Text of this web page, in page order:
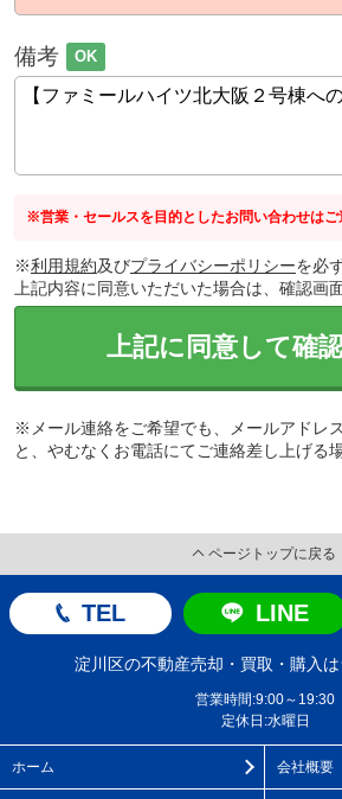
備考 OK
※営業・セールスを目的としたお問い合わせはご
※利用規約及びプライバシーポリシーを必
上記内容に同意いただいた場合は、確認画
上記に同意して確
※メール連絡をご希望でも、メールアドレ
と、やむなくお電話にてご連絡差し上げる
ページトップに戻る
TEL LINE
淀川区の不動産売却・買取・購入
営業時間:9:00～19:30
定休日:水曜日
ホーム 会社概要